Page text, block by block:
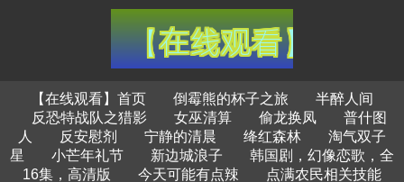
【在线观看】首页 倒霉熊的杯子之旅
半醉人间
反恐特战队之猎影
女巫清算 偷龙换凤
普什图
人
反安慰剂 宁静的清晨 绛红森林
淘气双子
星
小芒年礼节 新边城浪子
韩国剧，幻像恋歌，全
16集，高清版
今天可能有点辣
点满农民相关技能